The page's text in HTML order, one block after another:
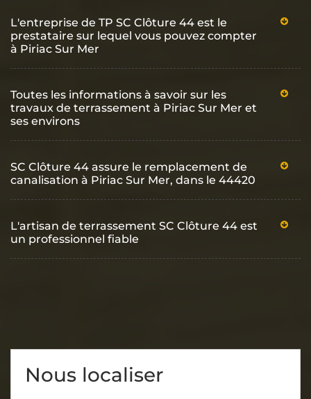
L'entreprise de TP SC Clôture 44 est le
prestataire sur lequel vous pouvez compter
à Piriac Sur Mer
Toutes les informations à savoir sur les
travaux de terrassement à Piriac Sur Mer et
ses environs
SC Clôture 44 assure le remplacement de
canalisation à Piriac Sur Mer, dans le 44420
L'artisan de terrassement SC Clôture 44 est
un professionnel fiable
Nous localiser